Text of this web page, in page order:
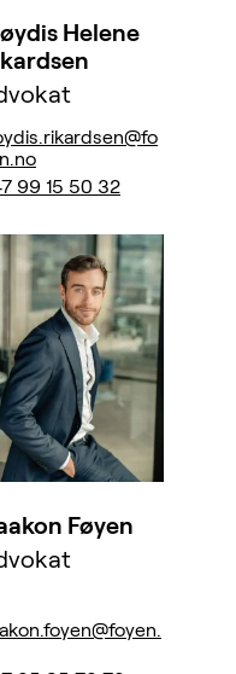
Helene
99 15 50 32
Føyen